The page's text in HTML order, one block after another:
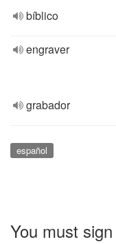
bíblico
engraver
grabador
español
You must